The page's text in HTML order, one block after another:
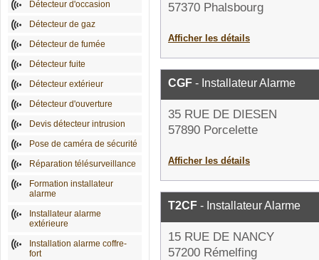
Détecteur d'occasion
Détecteur de gaz
Détecteur de fumée
Détecteur fuite
Détecteur extérieur
Détecteur d'ouverture
Devis détecteur intrusion
Pose de caméra de sécurité
Réparation télésurveillance
Formation installateur
alarme
Installateur alarme
extérieure
Installation alarme coffre-
fort
57370 Phalsbourg
Afficher les détails
CGF - Installateur Alarme
35 RUE DE DIESEN
57890 Porcelette
Afficher les détails
T2CF - Installateur Alarme
15 RUE DE NANCY
57200 Rémelfing